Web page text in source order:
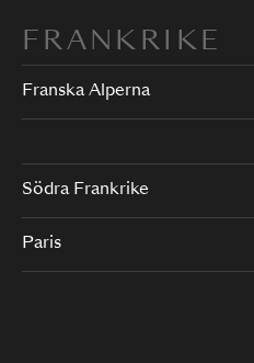
FRANKRIKE
Franska Alperna
Södra Frankrike
Paris